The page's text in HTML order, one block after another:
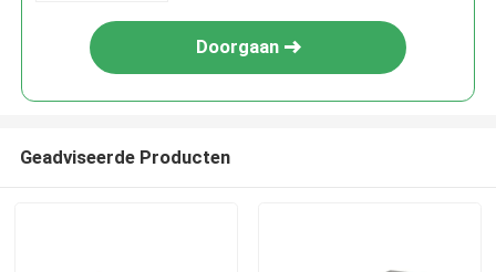
Doorgaan
Geadviseerde Producten